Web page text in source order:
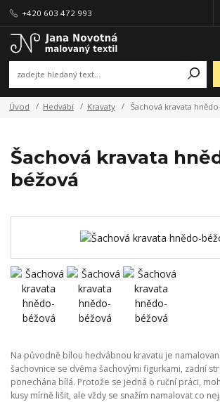
+420 603 472 993
Úvod Hedvábí Kravaty Šachová kravata
Šachová kravata
béžová
Na původně bílou hedvábnou kravatu je
šachovnice se dvěma šachovými figurkami, zadní
ponechána bílá. Protože se jedná o ruční práci,
kusy mírně lišit, ale vždy se snažím namalovat co